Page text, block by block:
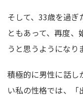
そして、33歳を過
ともあって、再度
うと思うようになり
積極的に男性に話し
い私の性格では、「